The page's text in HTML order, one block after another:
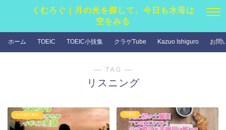
くむろぐ｜月の光を探して、今日も水母は
空をみる
ホーム TOEIC TOEIC小技集 クラゲTube Kazuo Ishiguro お問
― TAG ―
リスニング
その他TOEIC TOEIC